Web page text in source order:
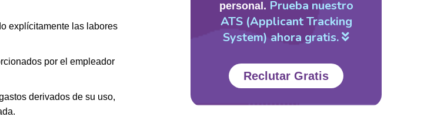
explícitamente las labores
por el empleador
derivados de su uso,
personal. Prueba nuestro
ATS (Applicant Tracking
System) ahora gratis.
Reclutar Gratis